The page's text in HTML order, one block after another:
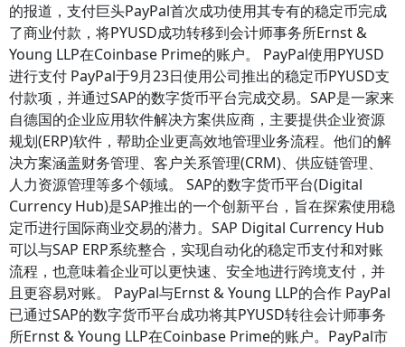
的报道，支付巨头PayPal首次成功使用其专有的稳定币完成
了商业付款，将PYUSD成功转移到会计师事务所Ernst &
Young LLP在Coinbase Prime的账户。 PayPal使用PYUSD
进行支付 PayPal于9月23日使用公司推出的稳定币PYUSD支
付款项，并通过SAP的数字货币平台完成交易。SAP是一家来
自德国的企业应用软件解决方案供应商，主要提供企业资源
规划(ERP)软件，帮助企业更高效地管理业务流程。他们的解
决方案涵盖财务管理、客户关系管理(CRM)、供应链管理、
人力资源管理等多个领域。 SAP的数字货币平台(Digital
Currency Hub)是SAP推出的一个创新平台，旨在探索使用稳
定币进行国际商业交易的潜力。SAP Digital Currency Hub
可以与SAP ERP系统整合，实现自动化的稳定币支付和对账
流程，也意味着企业可以更快速、安全地进行跨境支付，并
且更容易对账。 PayPal与Ernst & Young LLP的合作 PayPal
已通过SAP的数字货币平台成功将其PYUSD转往会计师事务
所Ernst & Young LLP在Coinbase Prime的账户。PayPal市